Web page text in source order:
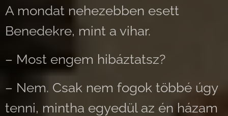
A mondat nehezebben esett
Benedekre, mint a vihar.
– Most engem hibáztatsz?
– Nem. Csak nem fogok többé úgy
tenni, mintha egyedül az én házam